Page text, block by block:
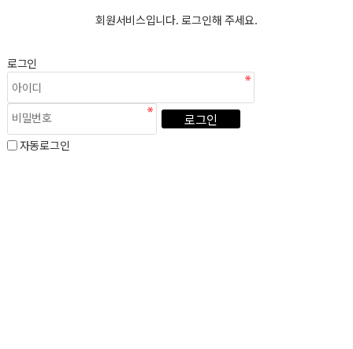
회원서비스입니다. 로그인해 주세요.
로그인
로그인
자동로그인